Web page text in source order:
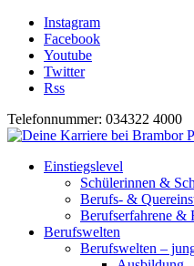
Instagram
Facebook
Youtube
Twitter
Rss
Telefonnummer: 034322 4000
Einstiegslevel
Schülerinnen &
Berufs- &
Berufserfahrene &
Berufswelten
Berufswelten –